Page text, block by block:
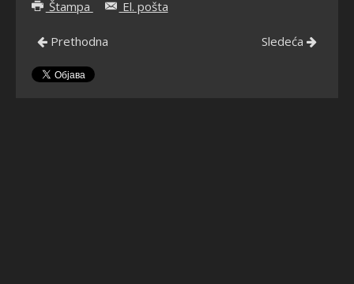
Štampa
El. pošta
Prethodna Sledeća